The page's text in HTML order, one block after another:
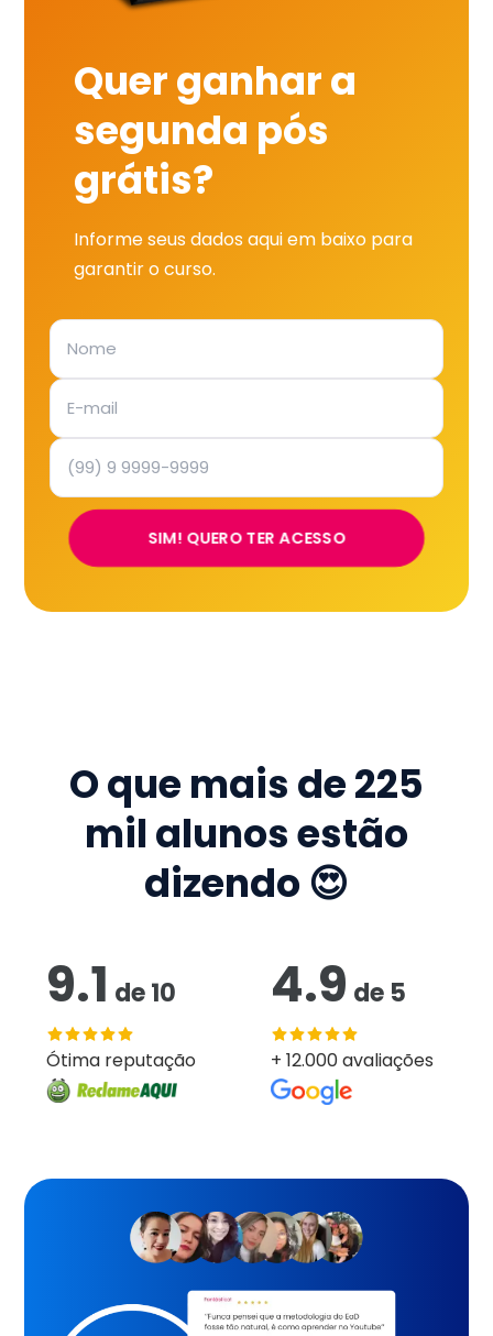
Quer ganhar a
segunda pós
grátis?
Informe seus dados aqui em baixo para
garantir o curso.
SIM! QUERO TER ACESSO
O que mais de225
mil alunos estão
dizendo 😍
9.1 de10
Ótima reputação
4.9 de 5
+ 12.000 avaliações